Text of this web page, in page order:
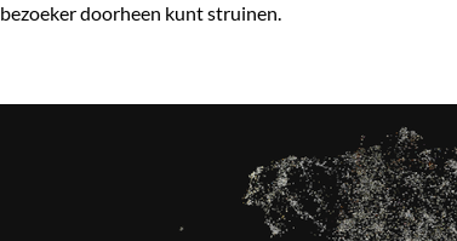
bezoeker doorheen kunt struinen.